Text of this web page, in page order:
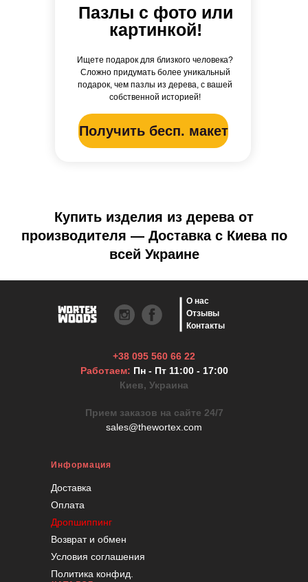
Пазлы с фото или
картинкой!
Ищете подарок для близкого человека?
Сложно придумать более уникальный
подарок, чем пазлы из дерева, с вашей
собственной историей!
Получить бесп. макет
Купить изделия из дерева от
производителя — Доставка с Киева по
всей Украине
Информация
Доставка
Оплата
Дропшиппинг
Возврат и обмен
Условия соглашения
Политика конфид.
+38 095 560 66 22
Работаем: Пн - Пт 11:00 - 17:00
Киев, Украина
Прием заказов на сайте 24/7
sales@thewortex.com
О нас
Отзывы
Контакты